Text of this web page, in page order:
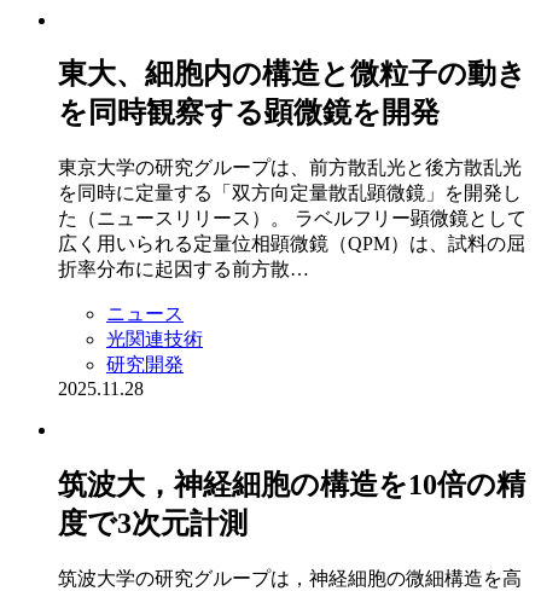
東大、細胞内の構造と微粒子の動き
を同時観察する顕微鏡を開発
東京大学の研究グループは、前方散乱光と後方散乱光
を同時に定量する「双方向定量散乱顕微鏡」を開発し
た（ニュースリリース）。 ラベルフリー顕微鏡として
広く用いられる定量位相顕微鏡（QPM）は、試料の屈
折率分布に起因する前方散…
ニュース
光関連技術
研究開発
2025.11.28
筑波大，神経細胞の構造を10倍の精
度で3次元計測
筑波大学の研究グループは，神経細胞の微細構造を高